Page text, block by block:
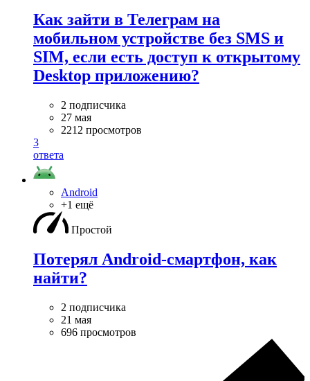
Как зайти в Телеграм на
мобильном устройстве без SMS и
SIM, если есть доступ к открытому
Desktop приложению?
2 подписчика
27 мая
2212 просмотров
3
ответа
Android
+1 ещё
Простой
Потерял Android-смартфон, как
найти?
2 подписчика
21 мая
696 просмотров